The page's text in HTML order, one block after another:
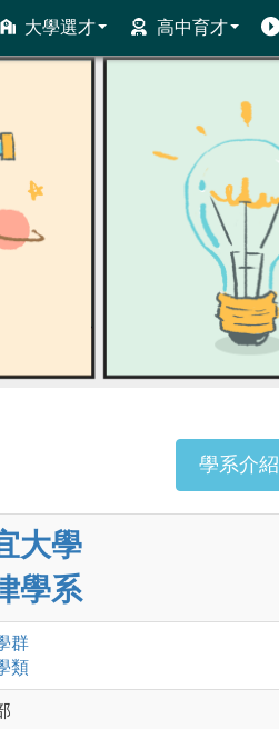
大學選才 高中育才
助系統
學系介紹
大學
學系
群
類